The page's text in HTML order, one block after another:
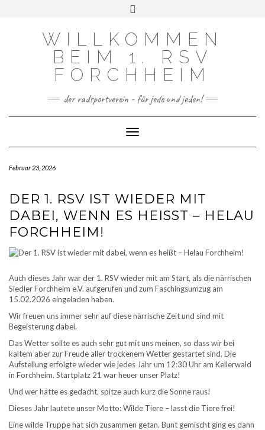
FACEBOOK
INSTAGRAM
WILLKOMMEN
BEIM 1. RSV
FORCHHEIM
der radsportverein - für jede und jeden!
Toggle Navigation
Februar 23, 2026
DER 1. RSV IST WIEDER MIT
DABEI, WENN ES HEISST – HELAU F
ORCHHEIM!
Auch dieses Jahr war der 1. RSV wieder mit am Start, als die närrischen
Siedler Forchheim e.V. aufgerufen und zum Faschingsumzug am
15.02.2026 eingeladen haben.
Wir freuen uns immer sehr auf diese närrische Zeit und sind mit
Begeisterung dabei.
Das Wetter sollte es auch sehr gut mit uns meinen, so dass wir bei
kaltem aber zur Freude aller trockenem Wetter gestartet sind. Die
Aufstellung erfolgte wieder wie jedes Jahr um 12:30 Uhr am Kellerwald
in Forchheim. Startplatz 21 war heuer unser Platz!
Und wer hätte es gedacht, spitze auch kurz die Sonne raus!
Dieses Jahr lautete unser Motto: Wilde Tiere – lasst die Tiere frei!
Eine wilde Truppe hat sich zusammen getan. Bunt gemischt ging es dann